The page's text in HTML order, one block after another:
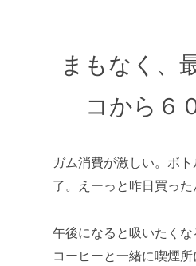
まもなく、
コから６
ガム消費が激しい。ボ
了。えーっと昨日買った
午後になると吸いたくな
コーヒーと一緒に喫煙所